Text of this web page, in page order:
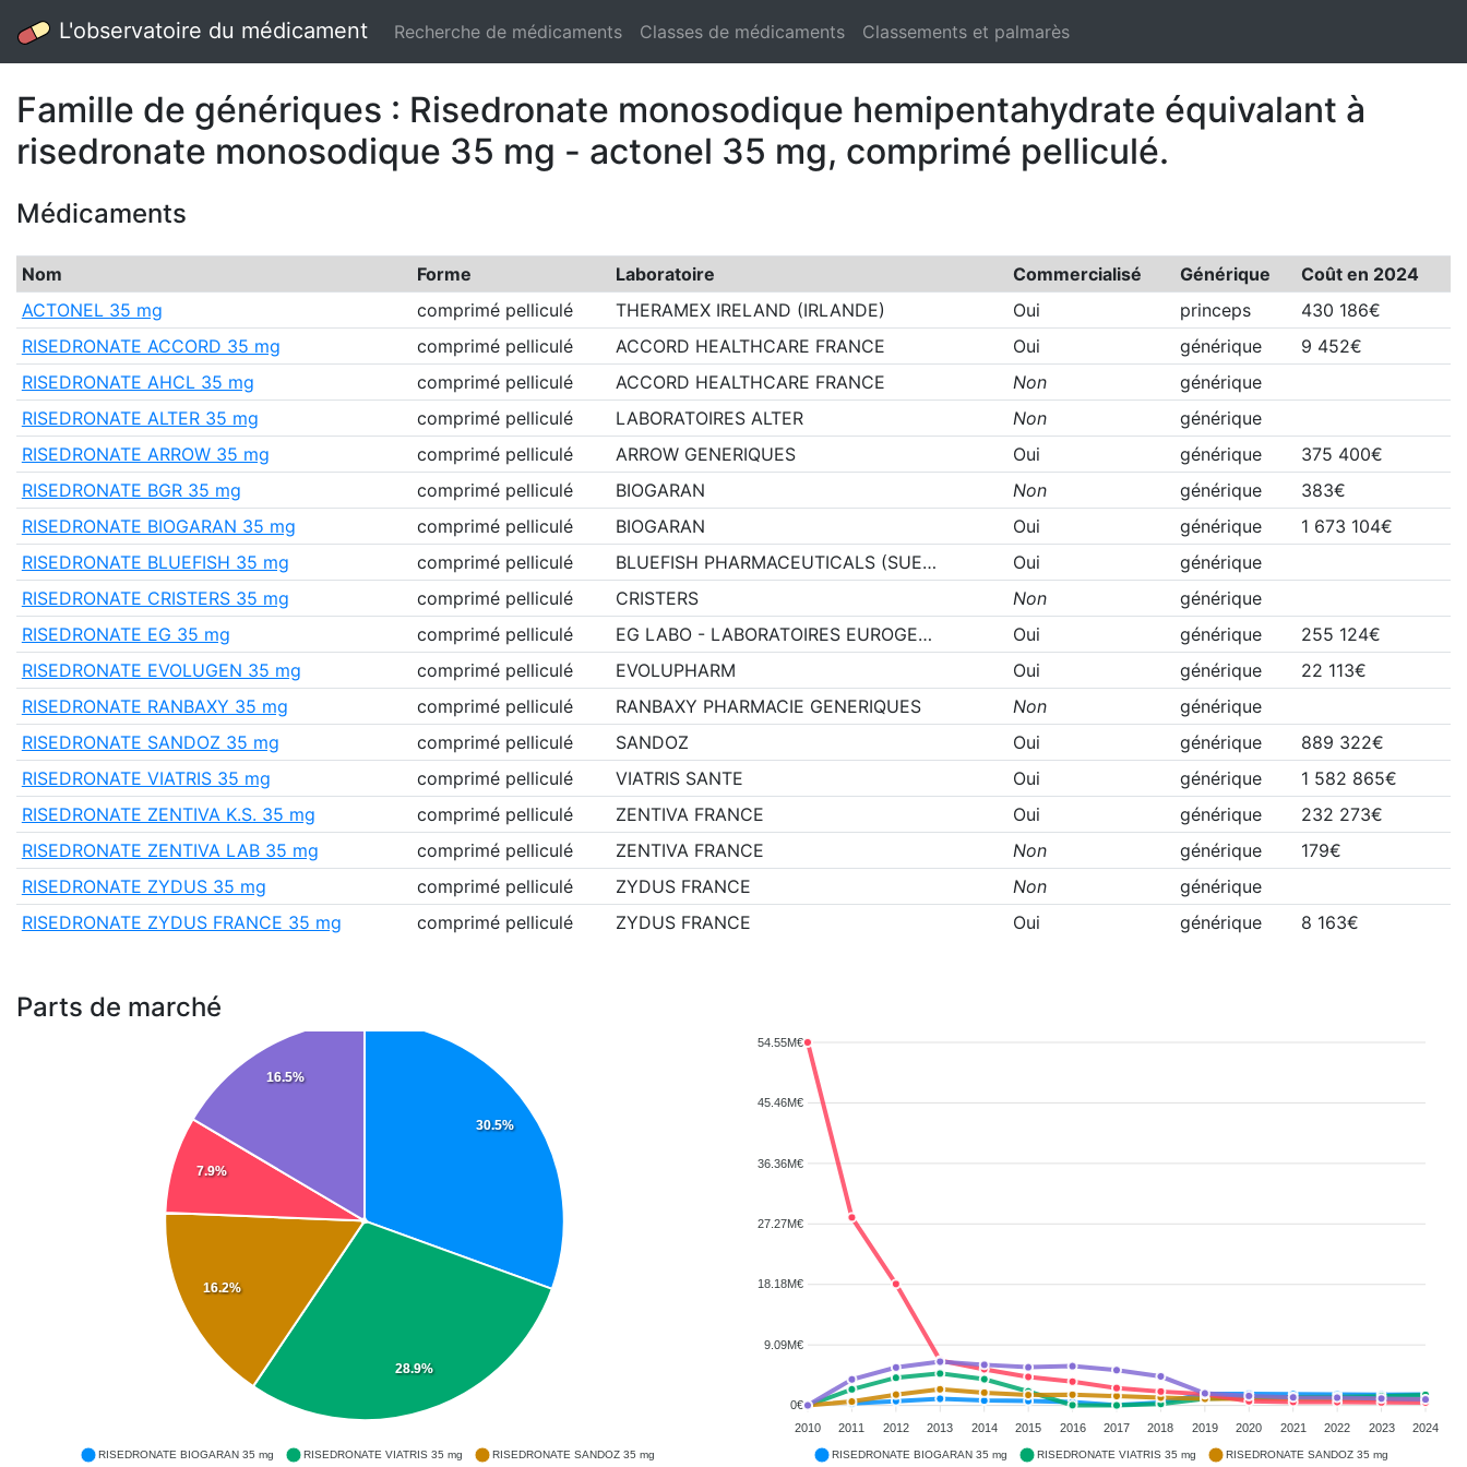
L'observatoire du médicament Recherche de médicaments Classes de médicaments Classements et palmarès
Famille de génériques : Risedronate monosodique hemipentahydrate équivalant à
risedronate monosodique 35 mg - actonel 35 mg, comprimé pelliculé.
Médicaments
Nom Forme Laboratoire Commercialisé Générique
Coût en 2024
ACTONEL 35 mg
comprimé pelliculé THERAMEX IRELAND (IRLANDE) Oui princeps
430 186€
RISEDRONATE ACCORD 35 mg
comprimé pelliculé ACCORD HEALTHCARE FRANCE Oui générique
9 452€
RISEDRONATE AHCL 35 mg
comprimé pelliculé ACCORD HEALTHCARE FRANCE Non
générique
RISEDRONATE ALTER 35 mg
comprimé pelliculé LABORATOIRES ALTER Non
générique
RISEDRONATE ARROW 35 mg
comprimé pelliculé ARROW GENERIQUES Oui générique
375 400€
RISEDRONATE BGR 35 mg
comprimé pelliculé BIOGARAN Non générique
383€
RISEDRONATE BIOGARAN 35 mg
comprimé pelliculé BIOGARAN Oui générique
1 673 104€
RISEDRONATE BLUEFISH 35 mg
comprimé pelliculé BLUEFISH PHARMACEUTICALS (SUE… Oui
générique
RISEDRONATE CRISTERS 35 mg
comprimé pelliculé CRISTERS Non
générique
RISEDRONATE EG 35 mg
comprimé pelliculé EG LABO - LABORATOIRES EUROGE… Oui générique
255 124€
RISEDRONATE EVOLUGEN 35 mg
comprimé pelliculé EVOLUPHARM Oui générique
22 113€
RISEDRONATE RANBAXY 35 mg
comprimé pelliculé RANBAXY PHARMACIE GENERIQUES Non
générique
RISEDRONATE SANDOZ 35 mg
comprimé pelliculé SANDOZ Oui générique
889 322€
RISEDRONATE VIATRIS 35 mg
comprimé pelliculé VIATRIS SANTE Oui générique
1 582 865€
RISEDRONATE ZENTIVA K.S. 35 mg
comprimé pelliculé ZENTIVA FRANCE Oui générique
232 273€
RISEDRONATE ZENTIVA LAB 35 mg
comprimé pelliculé ZENTIVA FRANCE Non générique
179€
RISEDRONATE ZYDUS 35 mg
comprimé pelliculé ZYDUS FRANCE Non
générique
RISEDRONATE ZYDUS FRANCE 35 mg
comprimé pelliculé ZYDUS FRANCE Oui générique 8 163€
Parts de marché
30.5%
28.9%
16.2%
7.9%
16.5%
RISEDRONATE BIOGARAN 35 mg RISEDRONATE VIATRIS 35 mg RISEDRONATE SANDOZ 35 mg
54.55M€
45.46M€
36.36M€
27.27M€
18.18M€
9.09M€
0€
2010
2011 2012 2013 2014 2015 2016 2017 2018 2019 2020 2021 2022 2023 2024
RISEDRONATE BIOGARAN 35 mg RISEDRONATE VIATRIS 35 mg RISEDRONATE SANDOZ 35 mg